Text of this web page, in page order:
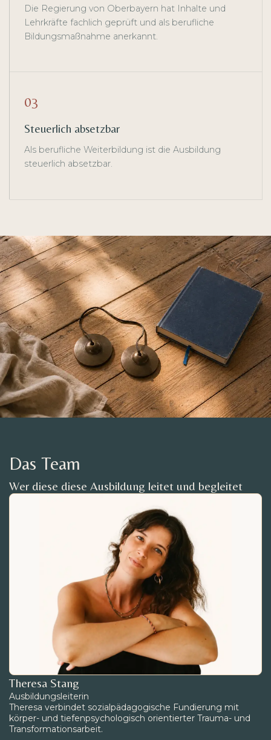
Die Regierung von Oberbayern hat Inhalte und
Lehrkräfte fachlich geprüft und als berufliche
Bildungsmaßnahme anerkannt.
03
Steuerlich absetzbar
Als berufliche Weiterbildung ist die Ausbildung
steuerlich absetzbar.
Das Team
Wer diese diese Ausbildung leitet und begleitet
Theresa Stang
Ausbildungsleiterin
Theresa verbindet sozialpädagogische Fundierung mit
körper- und tiefenpsychologisch orientierter Trauma- und
Transformationsarbeit.